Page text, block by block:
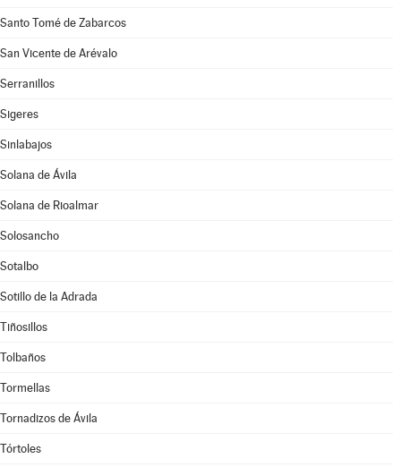
Santo Tomé de Zabarcos
San Vicente de Arévalo
Serranillos
Sigeres
Sinlabajos
Solana de Ávila
Solana de Rioalmar
Solosancho
Sotalbo
Sotillo de la Adrada
Tiñosillos
Tolbaños
Tormellas
Tornadizos de Ávila
Tórtoles